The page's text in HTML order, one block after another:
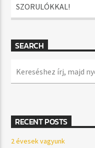
SZORULÓKKAL!
SEARCH
RECENT POSTS
2 évesek vagyunk